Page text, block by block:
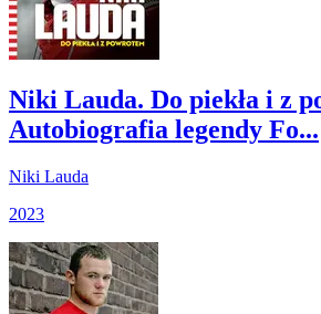
Niki Lauda. Do piekła i z
Autobiografia legendy Fo...
Niki Lauda
2023